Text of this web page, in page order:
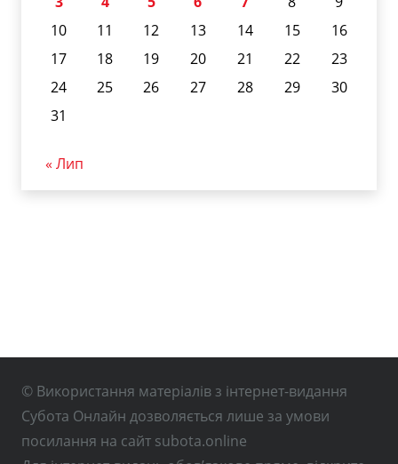
10
11 12 13 14 15
16
17
18 19 20 21 22
23
24
25 26 27 28 29
30
31
« Лип
© Використання матеріалів з інтернет-видання
Субота Онлайн дозволяється лише за умови
посилання на сайт subota.online